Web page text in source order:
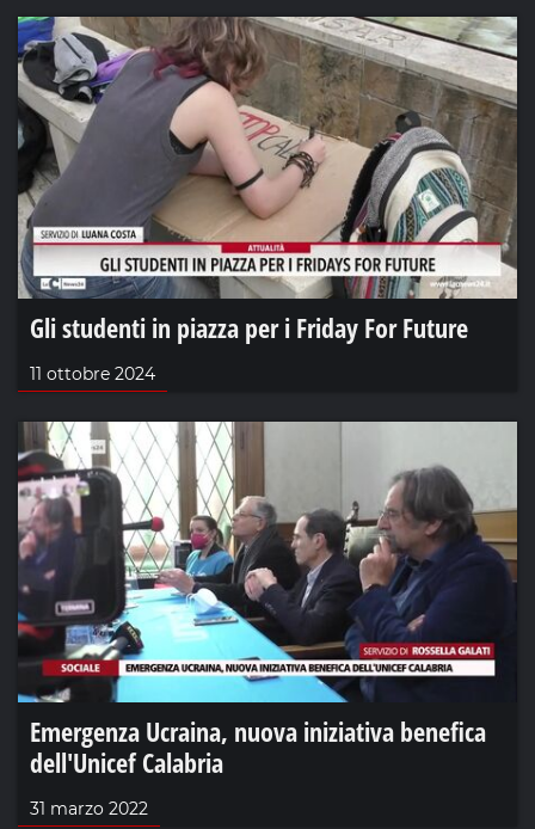
Gli studenti in piazza per i Friday For Future
11 ottobre 2024
Emergenza Ucraina, nuova iniziativa benefica
dell'Unicef Calabria
31 marzo 2022